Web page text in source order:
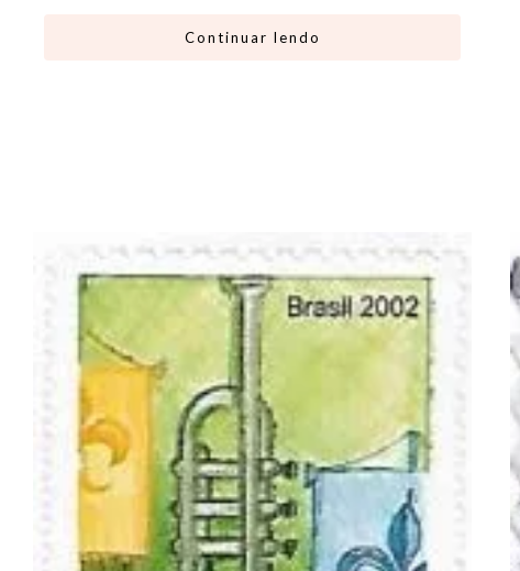
Continuar lendo